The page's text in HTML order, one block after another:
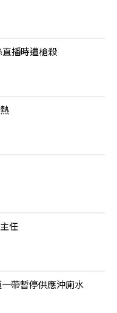
播時遭槍殺
任
帶暫停供應沖廁水